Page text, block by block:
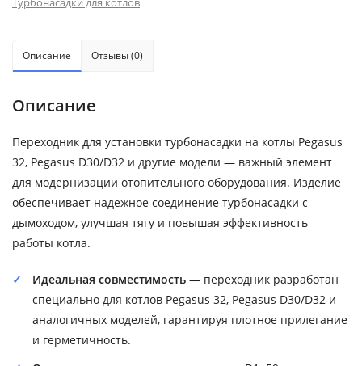
Описание Отзывы (0)
Описание
Переходник для установки турбонасадки на котлы Pegasus
32, Pegasus D30/D32 и другие модели — важный элемент
для модернизации отопительного оборудования. Изделие
обеспечивает надежное соединение турбонасадки с
дымоходом, улучшая тягу и повышая эффективность
работы котла.
Идеальная совместимость — переходник разработан
специально для котлов Pegasus 32, Pegasus D30/D32 и
аналогичных моделей, гарантируя плотное прилегание
и герметичность.